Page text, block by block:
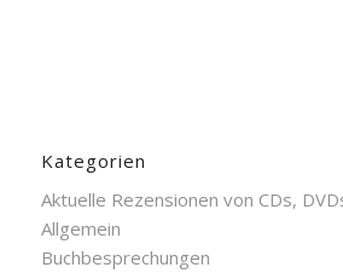
Kategorien
Aktuelle Rezensionen von CDs,
Allgemein
Buchbesprechungen